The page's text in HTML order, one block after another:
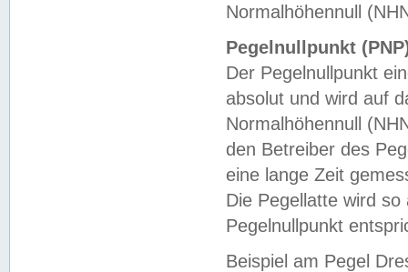
Normalhöhennull
Pegelnullpunkt
Der Pegelnullpunkt
absolut und wird auf
Normalhöhennull
den Betreiber des
eine lange Zeit
Die Pegellatte wird
Pegelnullpunkt
Beispiel am Pegel